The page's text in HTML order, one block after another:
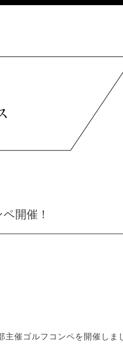
開催！
催ゴルフコンペを開催しま